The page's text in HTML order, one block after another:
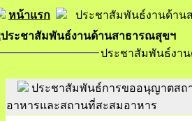
หน้าแรก
ประชาสัมพันธ์งานด้าน
ประชาสัมพันธ์งานด้านสาธารณสุขฯ
ประชาสัมพันธ์งา
ประชาสัมพันธ์การขออนุญาตสถ
อาหารและสถานที่สะสมอาหาร